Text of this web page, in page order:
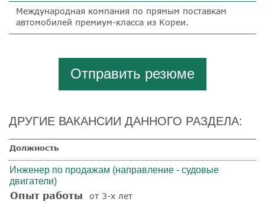
Международная компания по прямым поставкам
автомобилей премиум-класса из Кореи.
Отправить резюме
ДРУГИЕ ВАКАНСИИ ДАННОГО РАЗДЕЛА:
Должность
Инженер по продажам (направление - судовые
двигатели)
Опыт работы от 3-х лет